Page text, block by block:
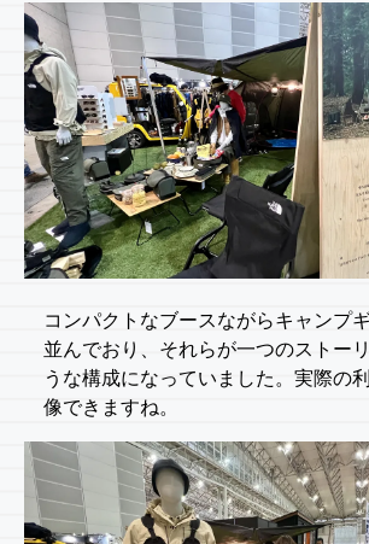
コンパクトなブースながらキャンプ
並んでおり、それらが一つのストー
うな構成になっていました。実際の
像できますね。